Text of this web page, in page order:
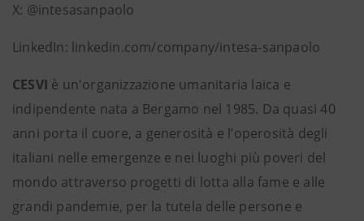
X: @intesasanpaolo
LinkedIn: linkedin.com/company/intesa-sanpaolo
CESVI è un'organizzazione umanitaria laica e
indipendente nata a Bergamo nel 1985. Da quasi 40
anni porta il cuore, a generosità e l’operosità degli
italiani nelle emergenze e nei luoghi più poveri del
mondo attraverso progetti di lotta alla fame e alle
grandi pandemie, per la tutela delle persone e